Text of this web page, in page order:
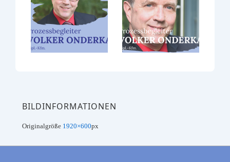
BILDINFORMATIONEN
Originalgröße 1920×600px